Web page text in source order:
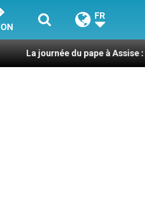
FR
du pape à Assise : « Allons-y !